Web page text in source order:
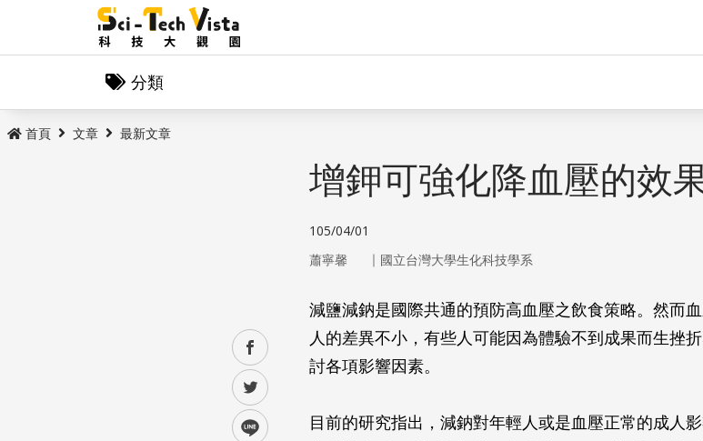
分類
首頁 文章 最新文章
facebook
twitter
line
增鉀可強化降血壓的效
105/04/01
蕭寧馨 ｜ 國立台灣大學生化科技學系
減鹽減鈉是國際共通的預防高血壓之飲食策略。然而
人的差異不小，有些人可能因為體驗不到成果而生挫
討各項影響因素。
目前的研究指出，減鈉對年輕人或是血壓正常的成人